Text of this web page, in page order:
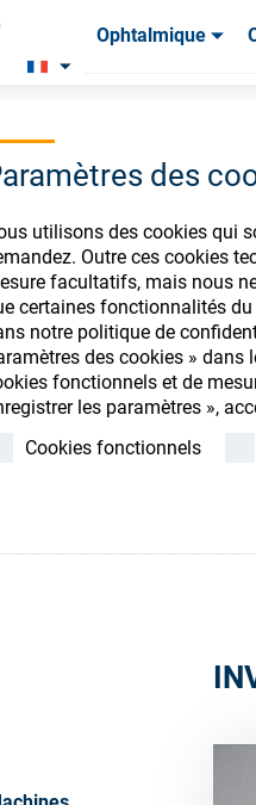
des
utilisons des cookies qui
Outre ces cookies
facultatifs, mais nous
certaines fonctionnalités
notre politique de
des cookies » dans
fonctionnels et de
les paramètres »,
Cookies fonctionnels
Ophtalmique
de
vous ou